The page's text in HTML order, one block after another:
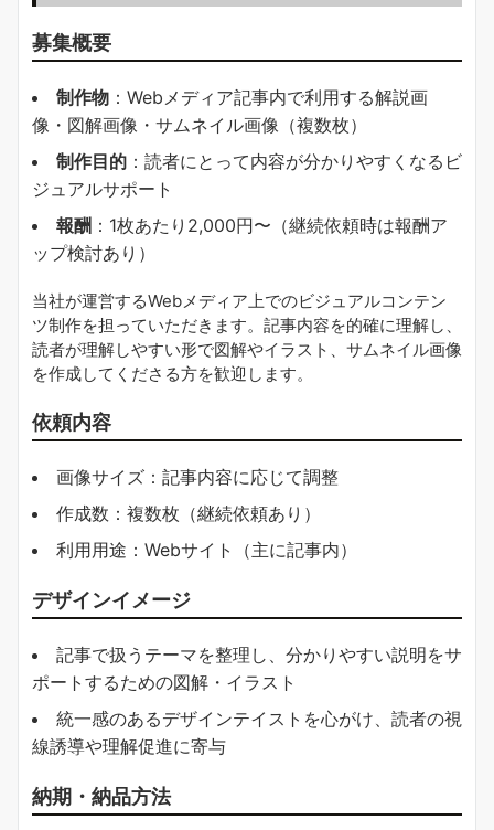
募集概要
制作物 ：Webメディア記事内で利用する解説画
像・図解画像・サムネイル画像（複数枚）
制作目的 ：読者にとって内容が分かりやすくなるビ
ジュアルサポート
報酬 ：1枚あたり2,000円〜（継続依頼時は報酬ア
ップ検討あり）
当社が運営するWebメディア上でのビジュアルコンテン
ツ制作を担っていただきます。記事内容を的確に理解し、
読者が理解しやすい形で図解やイラスト、サムネイル画像
を作成してくださる方を歓迎します。
依頼内容
画像サイズ：記事内容に応じて調整
作成数：複数枚（継続依頼あり）
利用用途：Webサイト（主に記事内）
デザインイメージ
記事で扱うテーマを整理し、分かりやすい説明をサ
ポートするための図解・イラスト
統一感のあるデザインテイストを心がけ、読者の視
線誘導や理解促進に寄与
納期・納品方法